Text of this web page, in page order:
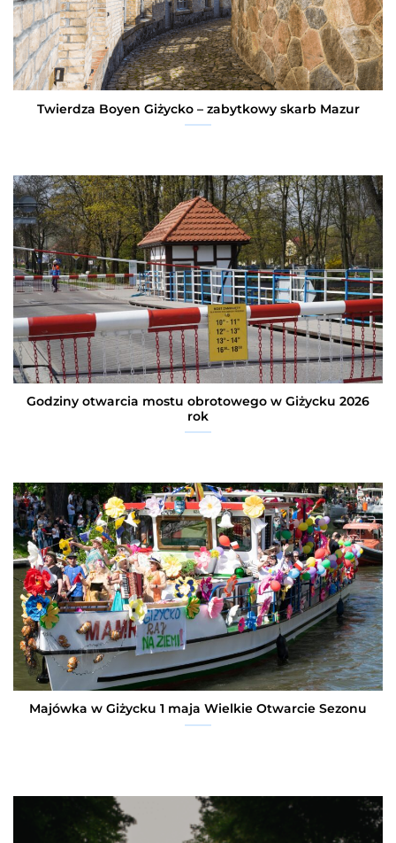
Twierdza Boyen Giżycko – zabytkowy skarb Mazur
Godziny otwarcia mostu obrotowego w Giżycku 2026
rok
Majówka w Giżycku 1 maja Wielkie Otwarcie Sezonu